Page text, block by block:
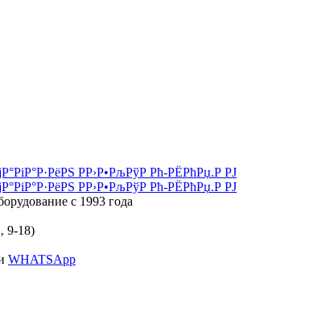
с 1993 года
9-18)
WHATSApp